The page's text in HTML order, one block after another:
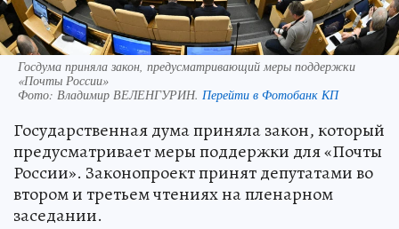
Госдума приняла закон, предусматривающий меры поддержки
«Почты России»
Фото: Владимир ВЕЛЕНГУРИН. Перейти в Фотобанк КП
Государственная дума приняла закон, который
предусматривает меры поддержки для «Почты
России». Законопроект принят депутатами во
втором и третьем чтениях на пленарном
заседании.